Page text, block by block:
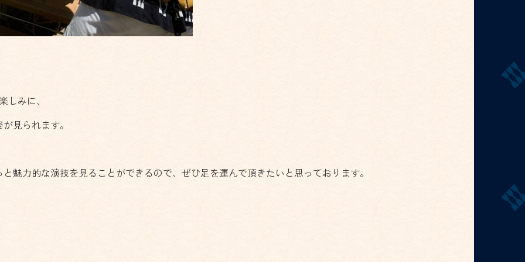
みに、
見られます。
魅力的な演技を見ることができるので、ぜひ足を運んで頂きたいと思っております。